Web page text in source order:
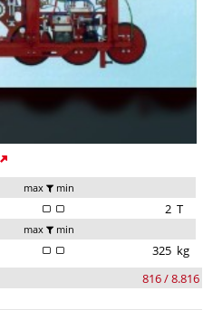
max min
2 T
max min
325 kg
816 / 8.816